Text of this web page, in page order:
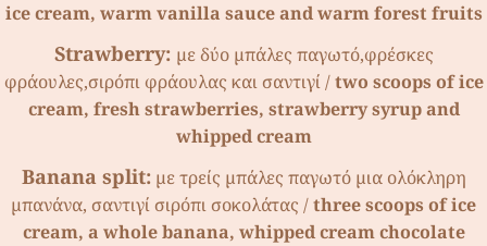
ice cream, warm vanilla sauce and warm forest fruits
Strawberry: µε δύο µπάλες παγωτό,φρέσκες
φράουλες,σιρόπι φράουλας και σαντιγί /two scoops of ice
cream, fresh strawberries, strawberry syrup and
whipped cream
Banana split:µε τρείς µπάλες παγωτό µια ολόκληρη
µπανάνα, σαντιγί σιρόπι σοκολάτας /three scoops of ice
cream, a whole banana, whipped cream chocolate